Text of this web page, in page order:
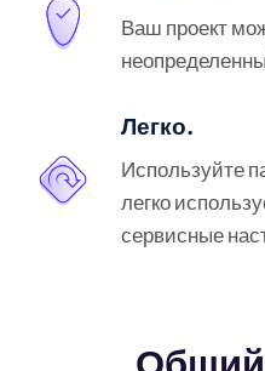
Ваш проект
Легко.
Используйте
легко
сервисные